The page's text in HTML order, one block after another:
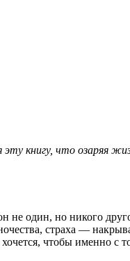
книгу, что озаряя
не один, но никого
страха —
чтобы именно с